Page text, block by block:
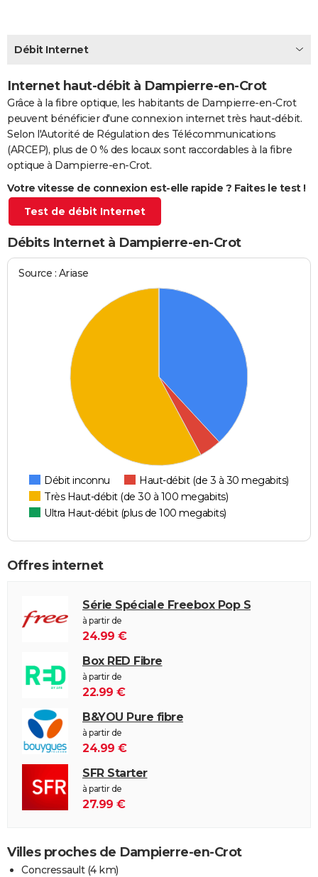
GUIDES D'ACHAT
CARTE DE VOEUX
Carte de Noël
Carte Bonne année
Carte Saint-Valentin
Carte Pâques
Carte d'anniversaire
DICTIONNAIRE
Dictionnaire
Biographies
Citations
Expressions
Proverbes
PROGRAMME TV
COPAINS D'AVANT
S'inscrire
Se connecter
Lycées
Collèges
Primaires
Universités
Entreprises
Service militaire
Avis de recherche
AVIS DE DÉCÈS
FORUM
Bricolage
Lifestyle
Culture
Sport
Auto
Television
Voyage
Cinema
Débit Internet
Internet haut-débit à Dampierre-en-Crot
Grâce à la fibre optique, les habitants de Dampierre-en-Crot
peuvent bénéficier d'une connexion internet très haut-débit.
Selon l'Autorité de Régulation des Télécommunications
(ARCEP), plus de 0 % des locaux sont raccordables à la fibre
optique à Dampierre-en-Crot.
Votre vitesse de connexion est-elle rapide ? Faites le test !
Test de débit Internet
Débits Internet à Dampierre-en-Crot
Source : Ariase
Débit inconnu
Haut-débit (de 3 à 30 megabits)
Très Haut-débit (de 30 à 100 megabits)
Ultra Haut-débit (plus de 100 megabits)
Offres internet
Série Spéciale Freebox Pop S
à partir de
24.99 €
Box RED Fibre
à partir de
22.99 €
B&YOU Pure fibre
à partir de
24.99 €
SFR Starter
à partir de
27.99 €
Villes proches de Dampierre-en-Crot
Concressault(4 km)